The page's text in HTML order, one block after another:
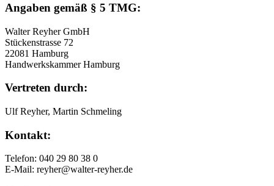
Angaben gemäß § 5 TMG:
Walter Reyher GmbH
Stückenstrasse 72
22081 Hamburg
Handwerkskammer Hamburg
Vertreten durch:
Ulf Reyher, Martin Schmeling
Kontakt:
Telefon: 040 29 80 38 0
E-Mail: reyher@walter-reyher.de